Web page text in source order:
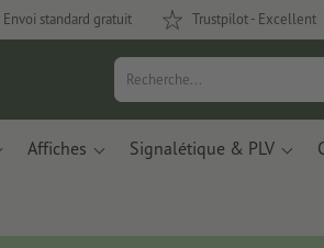
Envoi standard gratuit Trustpilot - Excellent
Affiches Signalétique & PLV